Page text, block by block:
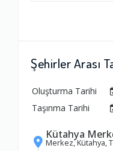
Şehirler Arası
Oluşturma Tarihi
Taşınma Tarihi
Kütahya
Merkez, Kütahya,